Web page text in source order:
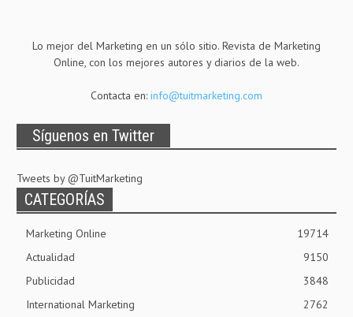
Lo mejor del Marketing en un sólo sitio. Revista de Marketing
Online, con los mejores autores y diarios de la web.
Contacta en: info@tuitmarketing.com
Síguenos en Twitter
Tweets by @TuitMarketing
CATEGORÍAS
Marketing Online
19714
Actualidad
9150
Publicidad
3848
International Marketing
2762